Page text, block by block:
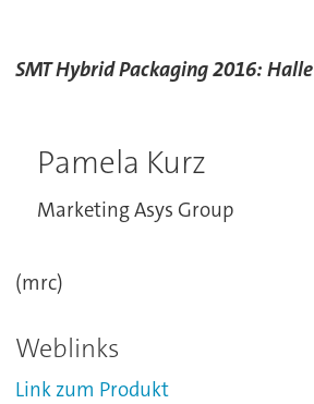
SMT Hybrid Packaging 2016:
Pamela Kurz
Marketing Asys Group
(mrc)
Weblinks
Link zum Produkt